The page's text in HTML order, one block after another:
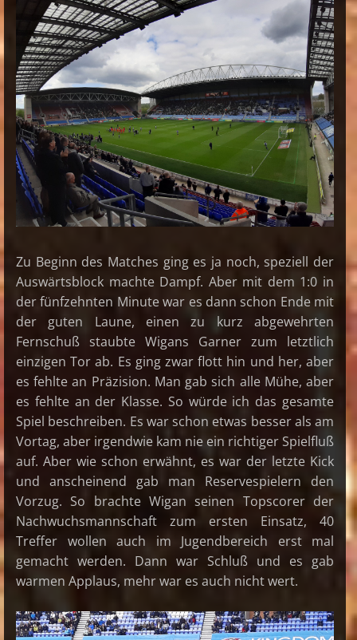
Zu Beginn des Matches ging es ja noch, speziell der
Auswärtsblock machte Dampf. Aber mit dem 1:0 in
der fünfzehnten Minute war es dann schon Ende mit
der guten Laune, einen zu kurz abgewehrten
Fernschuß staubte Wigans Garner zum letztlich
einzigen Tor ab. Es ging zwar flott hin und her, aber
es fehlte an Präzision. Man gab sich alle Mühe, aber
es fehlte an der Klasse. So würde ich das gesamte
Spiel beschreiben. Es war schon etwas besser als am
Vortag, aber irgendwie kam nie ein richtiger Spielfluß
auf. Aber wie schon erwähnt, es war der letzte Kick
und anscheinend gab man Reservespielern den
Vorzug. So brachte Wigan seinen Topscorer der
Nachwuchsmannschaft zum ersten Einsatz, 40
Treffer wollen auch im Jugendbereich erst mal
gemacht werden. Dann war Schluß und es gab
warmen Applaus, mehr war es auch nicht wert.